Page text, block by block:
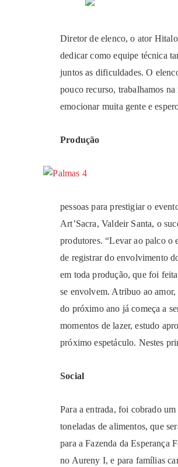
Diretor de elenco, o ator
dedicar como equipe técnica
juntos as dificuldades. O
pouco recurso, trabalhamos
emocionar muita gente e
Produção
pessoas para prestigiar o
Art’Sacra, Valdeir Santa, o
produtores. “Levar ao palco o
de registrar do envolvimento
em toda produção, que foi
se envolvem. Atribuo ao amor,
do próximo ano já começa a
momentos de lazer, estudo
próximo espetáculo. Nestes
Social
Para a entrada, foi cobrado
toneladas de alimentos, que
para a Fazenda da Esperança
no Aureny I, e para famílias